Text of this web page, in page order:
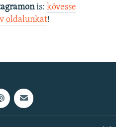
is: kövesse
oldalunkat! ​